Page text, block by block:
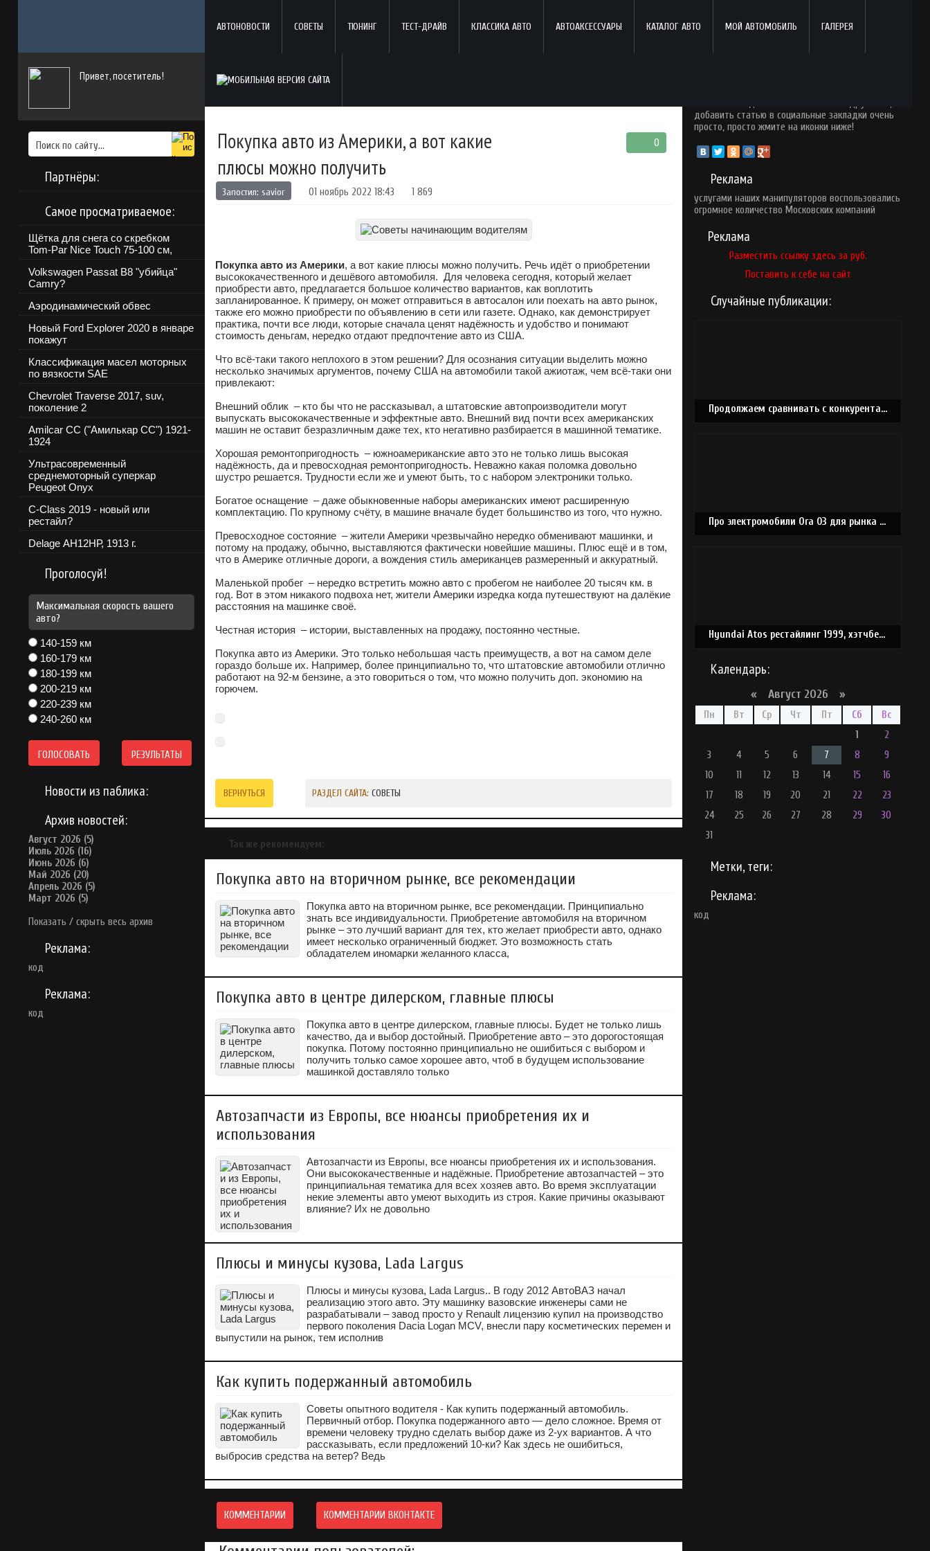
Привет, посетитель!
Партнёры:
Самое просматриваемое:
Щётка для снега со скребком
Tom-Par Nice Touch 75-100 см,
Volkswagen Passat B8 "убийца"
Camry?
Аэродинамический обвес
Новый Ford Explorer 2020 в январе
покажут
Классификация масел моторных
по вязкости SAE
Chevrolet Traverse 2017, suv,
поколение 2
Amilcar CC ("Амилькар СС") 1921-
1924
Ультрасовременный
среднемоторный суперкар
Peugeot Onyx
C-Class 2019 - новый или
рестайл?
Delage АН12НР, 1913 г.
Проголосуй!
Максимальная скорость вашего
авто?
140-159 км
160-179 км
180-199 км
200-219 км
220-239 км
240-260 км
ГОЛОСОВАТЬ РЕЗУЛЬТАТЫ
Новости из паблика:
Архив новостей:
Август 2026 (5)
Июль 2026 (16)
Июнь 2026 (6)
Май 2026 (20)
Апрель 2026 (5)
Март 2026 (5)
Показать / скрыть весь архив
Реклама:
код
Реклама:
код
добавить статью в социальные закладки очень
просто, просто жмите на иконки ниже!
Реклама
услугами наших манипуляторов воспользовались
огромное количество Московских компаний
Реклама
Разместить ссылку здесь за руб.
Поставить к себе на сайт
Случайные публикации:
Продолжаем сравнивать с конкурентами, Лада Ларгус
Про электромобили Ora 03 для рынка российского, рассказал дилер
Hyundai Atos рестайлинг 1999, хэтчбек 5 дв., 1 поколение, AH1 (05.1999 - 09.2003)
Календарь:
« Август 2026 »
Пн Вт Ср Чт Пт Сб
Вс
1
2
3
4 5 6 7 8
9
10
11 12 13 14 15
16
17
18 19 20 21 22
23
24
25 26 27 28 29
30
31
Метки, теги:
Реклама:
код
АВТОНОВОСТИ СОВЕТЫ ТЮНИНГ ТЕСТ-ДРАЙВ КЛАССИКА АВТО АВТОАКСЕССУАРЫ КАТАЛОГ АВТО МОЙ АВТОМОБИЛЬ ГАЛЕРЕЯ
0
Покупка авто из Америки, а вот какие
плюсы можно получить
Запостил: savior 01 ноябрь 2022 18:43 1 869
Покупка авто из Америки, а вот какие плюсы можно получить. Речь идёт о приобретении
высококачественного и дешёвого автомобиля. Для человека сегодня, который желает
приобрести авто, предлагается большое количество вариантов, как воплотить
запланированное. К примеру, он может отправиться в автосалон или поехать на авто рынок,
также его можно приобрести по объявлению в сети или газете. Однако, как демонстрирует
практика, почти все люди, которые сначала ценят надёжность и удобство и понимают
стоимость деньгам, нередко отдают предпочтение авто из США.
Что всё-таки такого неплохого в этом решении? Для осознания ситуации выделить можно
несколько значимых аргументов, почему США на автомобили такой ажиотаж, чем всё-таки они
привлекают:
Внешний облик – кто бы что не рассказывал, а штатовские автопроизводители могут
выпускать высококачественные и эффектные авто. Внешний вид почти всех американских
машин не оставит безразличным даже тех, кто негативно разбирается в машинной тематике.
Хорошая ремонтопригодность – южноамериканские авто это не только лишь высокая
надёжность, да и превосходная ремонтопригодность. Неважно какая поломка довольно
шустро решается. Трудности если же и умеют быть, то с набором электроники только.
Богатое оснащение – даже обыкновенные наборы американских имеют расширенную
комплектацию. По крупному счёту, в машине вначале будет большинство из того, что нужно.
Превосходное состояние – жители Америки чрезвычайно нередко обменивают машинки, и
потому на продажу, обычно, выставляются фактически новейшие машины. Плюс ещё и в том,
что в Америке отличные дороги, а вождения стиль американцев размеренный и аккуратный.
Маленькой пробег – нередко встретить можно авто с пробегом не наиболее 20 тысяч км. в
год. Вот в этом никакого подвоха нет, жители Америки изредка когда путешествуют на далёкие
расстояния на машинке своё.
Честная история – истории, выставленных на продажу, постоянно честные.
Покупка авто из Америки. Это только небольшая часть преимуществ, а вот на самом деле
гораздо больше их. Например, более принципиально то, что штатовские автомобили отлично
работают на 92-м бензине, а это говориться о том, что можно получить доп. экономию на
горючем.
ВЕРНУТЬСЯ РАЗДЕЛ САЙТА: СОВЕТЫ
Так же рекомендуем:
Покупка авто на вторичном рынке, все рекомендации
Покупка авто на вторичном рынке, все рекомендации. Принципиально
знать все индивидуальности. Приобретение автомобиля на вторичном
рынке – это лучший вариант для тех, кто желает приобрести авто, однако
имеет несколько ограниченный бюджет. Это возможность стать
обладателем иномарки желанного класса,
Покупка авто в центре дилерском, главные плюсы
Покупка авто в центре дилерском, главные плюсы. Будет не только лишь
качество, да и выбор достойный. Приобретение авто – это дорогостоящая
покупка. Потому постоянно принципиально не ошибиться с выбором и
получить только самое хорошее авто, чтоб в будущем использование
машинкой доставляло только
Автозапчасти из Европы, все нюансы приобретения их и
использования
Автозапчасти из Европы, все нюансы приобретения их и использования.
Они высококачественные и надёжные. Приобретение автозапчастей – это
принципиальная тематика для всех хозяев авто. Во время эксплуатации
некие элементы авто умеют выходить из строя. Какие причины оказывают
влияние? Их не довольно
Плюсы и минусы кузова, Lada Largus
Плюсы и минусы кузова, Lada Largus.. В году 2012 АвтоВАЗ начал
реализацию этого авто. Эту машинку вазовские инженеры сами не
разрабатывали – завод просто у Renault лицензию купил на производство
первого поколения Dacia Logan MCV, внесли пару косметических перемен и
выпустили на рынок, тем исполнив
Как купить подержанный автомобиль
Советы опытного водителя - Как купить подержанный автомобиль.
Первичный отбор. Покупка подержанного авто — дело сложное. Время от
времени человеку трудно сделать выбор даже из 2-ух вариантов. А что
рассказывать, если предложений 10-ки? Как здесь не ошибиться,
выбросив средства на ветер? Ведь
КОММЕНТАРИИ КОММЕНТАРИИ ВКОНТАКТЕ